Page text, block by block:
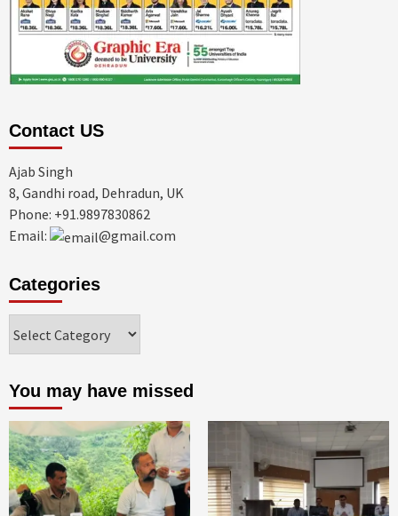
Contact US
Ajab Singh
8, Gandhi road, Dehradun, UK
Phone: +91.9897830862
Email:
@gmail.com
Categories
You may have missed